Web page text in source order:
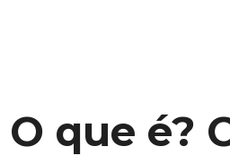
O que é?